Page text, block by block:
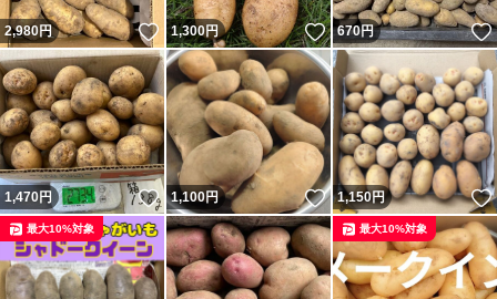
2,980円 いいね！
1,300円 いいね！
670円
1,470円 いいね！
1,100円 いいね！
1,150円
最大10%対象 最大10%対象